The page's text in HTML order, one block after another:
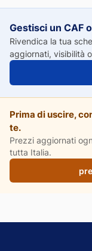
Gestisci un CAF
Rivendica la tua
aggiornati, visibilità
Prima di uscire,
te.
Prezzi aggiornati
tutta Italia.